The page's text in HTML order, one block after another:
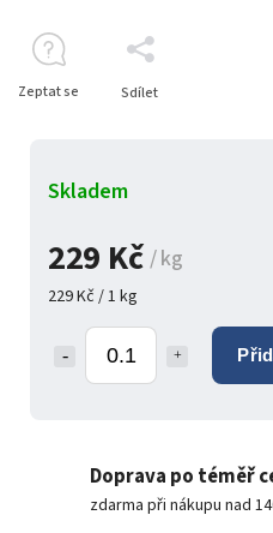
229 Kč / kg
229 Kč / 1 kg
Skladem
Zeptat se Sdílet
Doprava po téměř
zdarma při nákupu nad